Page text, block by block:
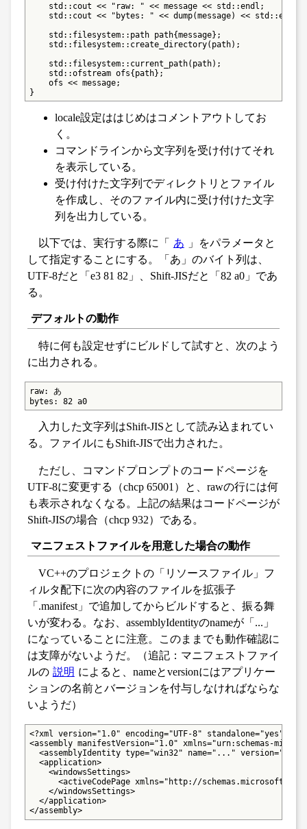
    std::cout << "raw: " << message << std::endl;
    std::cout << "bytes: " << dump(message) << std::endl;
    std::filesystem::path path{message};
    std::filesystem::create_directory(path);
    std::filesystem::current_path(path);
    std::ofstream ofs{path};
    ofs << message;
}
locale設定ははじめはコメントアウトしてお
く。
コマンドラインから文字列を受け付けてそれ
を表示している。
受け付けた文字列でディレクトリとファイル
を作成し、そのファイル内に受け付けた文字
列を出力している。
以下では、実行する際に「 あ
」をパラメータと
して指定することにする。「あ」のバイト列は、
UTF-8だと「e3 81 82」、Shift-JISだと「82 a0」であ
る。
デフォルトの動作
特に何も設定せずにビルドして試すと、次のよう
に出力される。
raw: あ
bytes: 82 a0
入力した文字列はShift-JISとして読み込まれてい
る。ファイルにもShift-JISで出力された。
ただし、コマンドプロンプトのコードページを
UTF-8に変更する（chcp 65001）と、rawの行には何
も表示されなくなる。上記の結果はコードページが
Shift-JISの場合（chcp 932）である。
マニフェストファイルを用意した場合の動作
VC++のプロジェクトの「リソースファイル」フ
ィルタ配下に次の内容のファイルを拡張子
「.manifest」で追加してからビルドすると、振る舞
いが変わる。なお、assemblyIdentityのnameが「...」
になっていることに注意。このままでも動作確認に
は支障がないようだ。（追記：マニフェストファイ
ルの 説明 によると、nameとversionにはアプリケー
ションの名前とバージョンを付与しなければならな
いようだ）
<?xml version="1.0" encoding="UTF-8" standalone="yes"?>
<assembly manifestVersion="1.0" xmlns="urn:schemas-
<assemblyIdentity type="win32" name="..."
  <application>
    <windowsSettings>
<activeCodePage xmlns="http://
    </windowsSettings>
  </application>
</assembly>